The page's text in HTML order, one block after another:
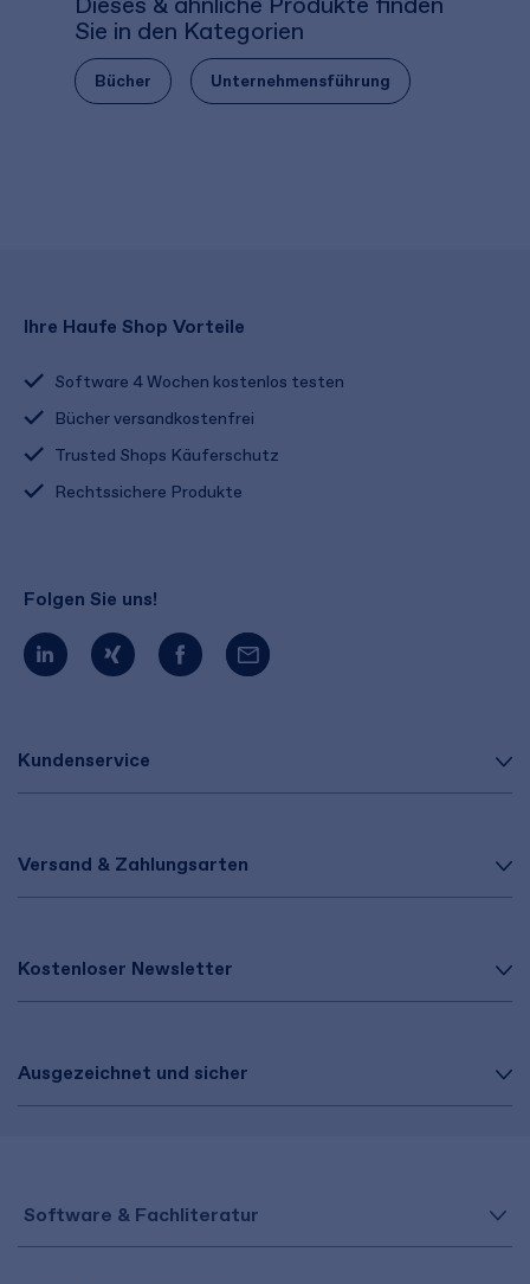
Sie in den Kategorien
Bücher Unternehmensführung
Kundenservice
Versand & Zahlungsarten
Kostenloser Newsletter
Ausgezeichnet und sicher
Ihre Haufe Shop Vorteile
Software 4 Wochen kostenlos testen
Bücher versandkostenfrei
Trusted Shops Käuferschutz
Rechtssichere Produkte
Folgen Sie uns!
Software & Fachliteratur